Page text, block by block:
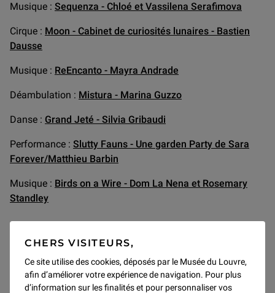
CHERS VISITEURS,
Ce site utilise des cookies, déposés par le Musée du Louvre,
afin d’améliorer votre expérience de navigation. Pour plus
d’information sur les finalités et pour personnaliser vos
Musique : Sequenza - Chloé et Vassilena Serafimova
Cirque : Moon - Cabinet de curiosités lunaires - Bastien
Dausse
Musique : ReEncanto - Mayra Andrade
Déambulation : Mistura - Marina Guzzo
Danse : Grand Jeté - Silvia Gribaudi
Performance : Slutty Fauns - Une garden Party de Sara
Forever/Matthieu Barbin
Musique : Birds on a Wire - Dom La Nena et Rosemary
Standley
En partenariat avec le Festival Paris l’été